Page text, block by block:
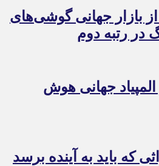
بازار جهانی گوشی‌های
در رتبه دوم
جهانی هوش
که باید به آینده برسد